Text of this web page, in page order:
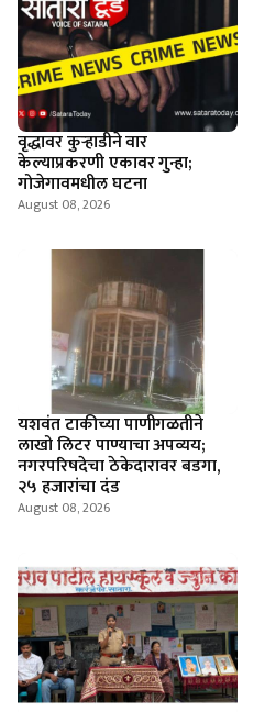
वृद्धावर कुऱ्हाडीने वार
केल्याप्रकरणी एकावर गुन्हा;
गोजेगावमधील घटना
August 08, 2026
यशवंत टाकीच्या पाणीगळतीने
लाखो लिटर पाण्याचा अपव्यय;
नगरपरिषदेचा ठेकेदारावर बडगा,
२५ हजारांचा दंड
August 08, 2026